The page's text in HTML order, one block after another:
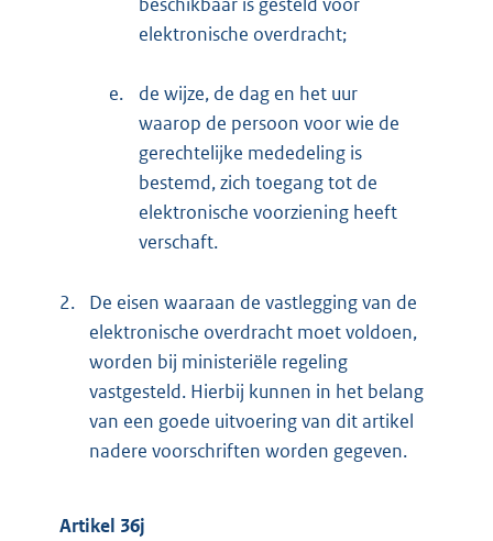
elektronische overdracht;
e.
de wijze, de dag en het uur
waarop de persoon voor wie de
gerechtelijke mededeling is
bestemd, zich toegang tot de
elektronische voorziening heeft
verschaft.
2.
De eisen waaraan de vastlegging van de
elektronische overdracht moet voldoen,
worden bij ministeriële regeling
vastgesteld. Hierbij kunnen in het belang
van een goede uitvoering van dit artikel
nadere voorschriften worden gegeven.
Artikel 36j